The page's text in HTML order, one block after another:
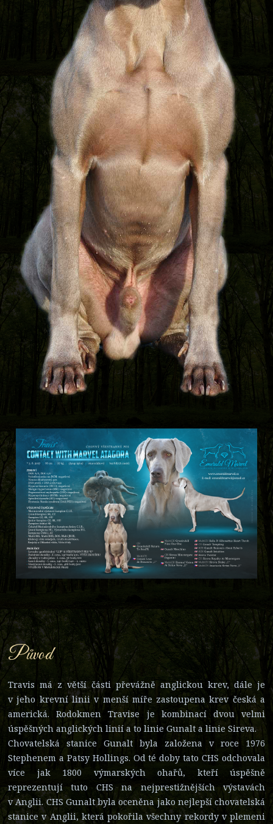
Původ
Travis má z větší části převážně anglickou krev, dále je
v jeho krevní linii v menší míře zastoupena krev česká a
americká. Rodokmen Travise je kombinací dvou velmi
úspěšných anglických linií a to linie Gunalt a linie Sireva.
Chovatelská stanice Gunalt byla založena v roce 1976
Stephenem a Patsy Hollings. Od té doby tato CHS odchovala
více jak 1800 výmarských ohařů, kteří úspěšně
reprezentují tuto CHS na nejprestižnějších výstavách
v Anglii. CHS Gunalt byla oceněna jako nejlepší chovatelská
stanice v Anglii, která pokořila všechny rekordy v plemeni